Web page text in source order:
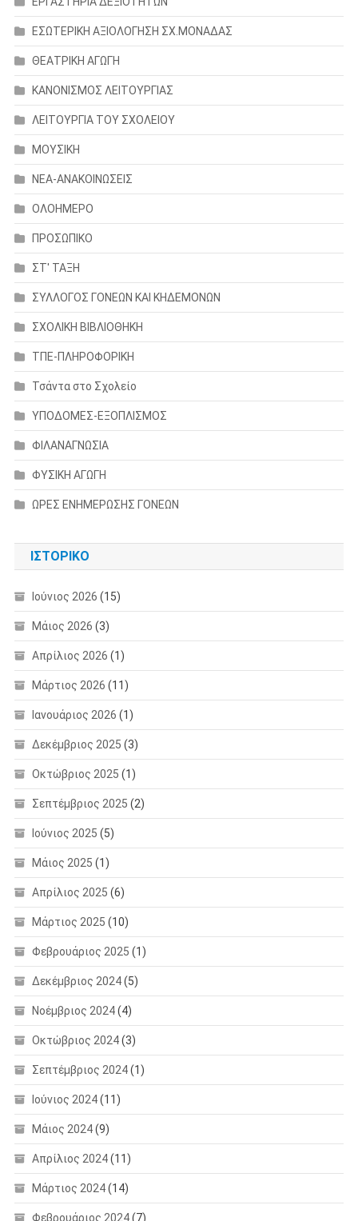
ΕΣΩΤΕΡΙΚΗ ΑΞΙΟΛΟΓΗΣΗ ΣΧ.ΜΟΝΑΔΑΣ
ΘΕΑΤΡΙΚΗ ΑΓΩΓΗ
ΚΑΝΟΝΙΣΜΟΣ ΛΕΙΤΟΥΡΓΙΑΣ
ΛΕΙΤΟΥΡΓΙΑ ΤΟΥ ΣΧΟΛΕΙΟΥ
ΜΟΥΣΙΚΗ
ΝΕΑ-ΑΝΑΚΟΙΝΩΣΕΙΣ
ΟΛΟΗΜΕΡΟ
ΠΡΟΣΩΠΙΚΟ
ΣΤ' ΤΑΞΗ
ΣΥΛΛΟΓΟΣ ΓΟΝΕΩΝ ΚΑΙ ΚΗΔΕΜΟΝΩΝ
ΣΧΟΛΙΚΗ ΒΙΒΛΙΟΘΗΚΗ
ΤΠΕ-ΠΛΗΡΟΦΟΡΙΚΗ
Τσάντα στο Σχολείο
ΥΠΟΔΟΜΕΣ-ΕΞΟΠΛΙΣΜΟΣ
ΦΙΛΑΝΑΓΝΩΣΙΑ
ΦΥΣΙΚΗ ΑΓΩΓΗ
ΩΡΕΣ ΕΝΗΜΕΡΩΣΗΣ ΓΟΝΕΩΝ
ΙΣΤΟΡΙΚΌ
Ιούνιος 2026 (15)
Μάιος 2026 (3)
Απρίλιος 2026 (1)
Μάρτιος 2026 (11)
Ιανουάριος 2026 (1)
Δεκέμβριος 2025 (3)
Οκτώβριος 2025 (1)
Σεπτέμβριος 2025 (2)
Ιούνιος 2025 (5)
Μάιος 2025 (1)
Απρίλιος 2025 (6)
Μάρτιος 2025 (10)
Φεβρουάριος 2025 (1)
Δεκέμβριος 2024(5)
Νοέμβριος 2024(4)
Οκτώβριος 2024(3)
Σεπτέμβριος 2024(1)
Ιούνιος 2024(11)
Μάιος 2024(9)
Απρίλιος 2024(11)
Μάρτιος 2024(14)
Φεβρουάριος 2024(7)